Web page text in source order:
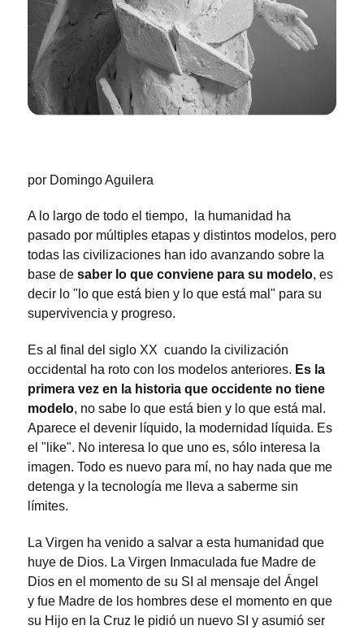
por Domingo Aguilera
A lo largo de todo el tiempo, la humanidad ha
pasado por múltiples etapas y distintos modelos, pero
todas las civilizaciones han ido avanzando sobre la
base de saber lo que conviene para su modelo, es
decir lo "lo que está bien y lo que está mal" para su
supervivencia y progreso.
Es al final del siglo XX cuando la civilización
occidental ha roto con los modelos anteriores. Es la
primera vez en la historia que occidente no tiene
modelo, no sabe lo que está bien y lo que está mal.
Aparece el devenir líquido, la modernidad líquida. Es
el "like". No interesa lo que uno es, sólo interesa la
imagen. Todo es nuevo para mí, no hay nada que me
detenga y la tecnología me lleva a saberme sin
límites.
La Virgen ha venido a salvar a esta humanidad que
huye de Dios. La Virgen Inmaculada fue Madre de
Dios en el momento de su SI al mensaje del Ángel
y fue Madre de los hombres dese el momento en que
su Hijo en la Cruz le pidió un nuevo SI y asumió ser